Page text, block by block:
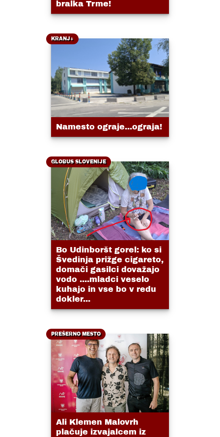
bralka Trme!
KRANJ+
Namesto ograje...ograja!
GLOBUS SLOVENIJE
Bo Udinboršt gorel: ko si
Švedinja prižge cigareto,
domači gasilci dovažajo
vodo ....mladci veselo
kuhajo in vse bo v redu
dokler...
PREŠERNO MESTO
Ali Klemen Malovrh
plačuje izvajalcem iz